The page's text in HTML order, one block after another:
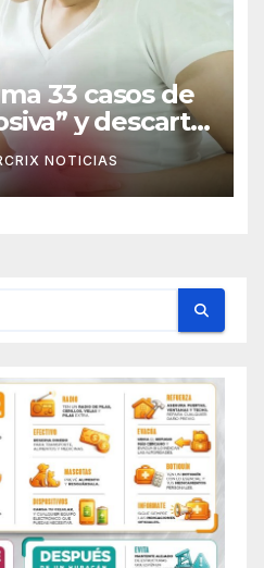
33 casos de
y descarta
brote en
NOTICIAS